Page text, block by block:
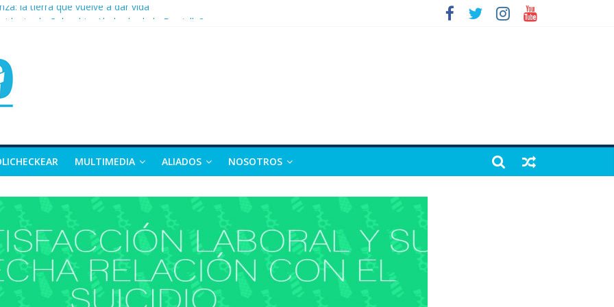
la tierra que vuelve a dar vida
exvicepresidente y figura clave de la política colombiana
y Nariño deja 21 muertos y más de 50 heridos
MULTIMEDIA ALIADOS NOSOTROS